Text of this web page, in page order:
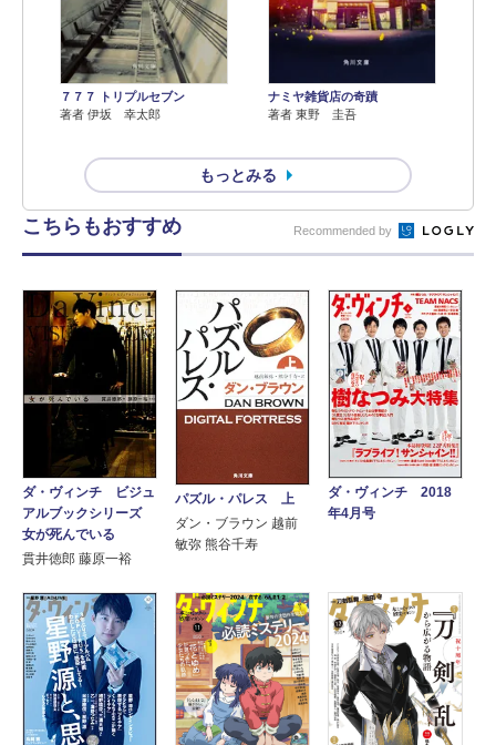
７７７ トリプルセブン
著者 伊坂 幸太郎
ナミヤ雑貨店の奇蹟
著者 東野 圭吾
もっとみる
こちらもおすすめ Recommended by
ダ・ヴィンチ ビジュ
アルブックシリーズ
女が死んでいる
貫井徳郎 藤原一裕
パズル・パレス 上
ダン・ブラウン 越前
敏弥 熊谷千寿
ダ・ヴィンチ 2018
年4月号